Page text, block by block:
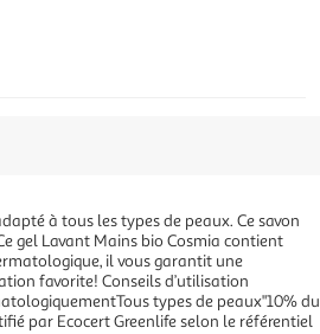
à tous les types de peaux. Ce savon
gel Lavant Mains bio Cosmia contient
il vous garantit une
favorite! Conseils d’utilisation
types de peaux"10% du
par Ecocert Greenlife selon le référentiel